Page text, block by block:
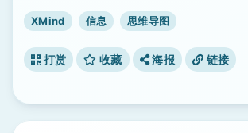
XMind 信息 思维导图
打赏 收藏 海报 链接